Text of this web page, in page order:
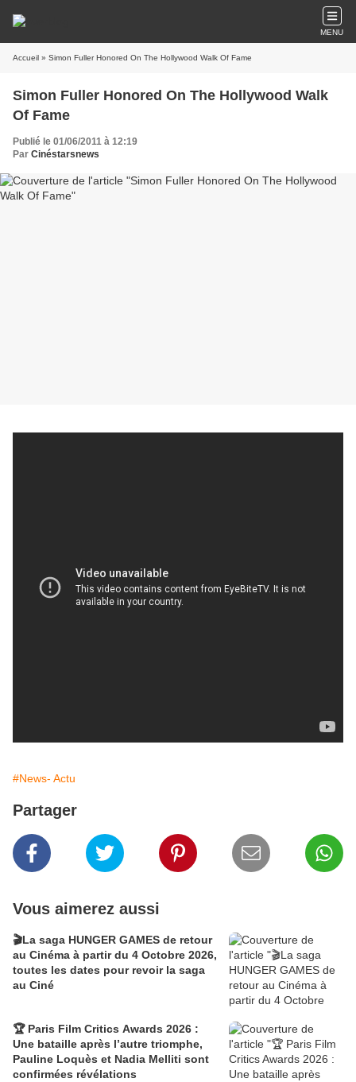
MENU
Accueil » Simon Fuller Honored On The Hollywood Walk Of Fame
Simon Fuller Honored On The Hollywood Walk
Of Fame
Publié le 01/06/2011 à 12:19
Par Cinéstarsnews
#News- Actu
Partager
Vous aimerez aussi
🎬La saga HUNGER GAMES de retour
au Cinéma à partir du 4 Octobre 2026,
toutes les dates pour revoir la saga
au Ciné
🏆 Paris Film Critics Awards 2026 :
Une bataille après l’autre triomphe,
Pauline Loquès et Nadia Melliti sont
confirmées révélations